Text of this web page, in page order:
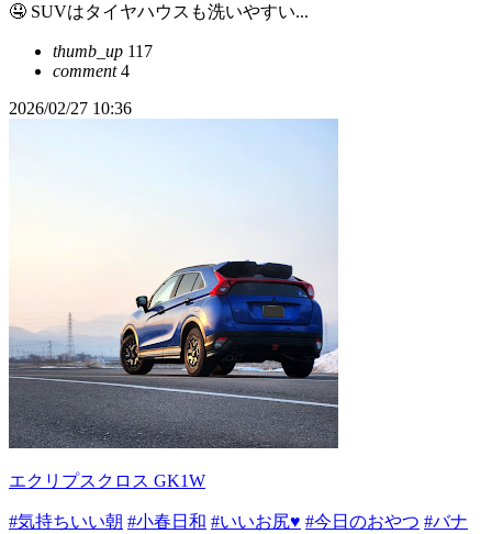
🤤 SUVはタイヤハウスも洗いやすい...
thumb_up 117
comment4
2026/02/27 10:36
エクリプスクロス GK1W
#気持ちいい朝 #小春日和 #いいお尻♥️ #今日のおやつ #バナ